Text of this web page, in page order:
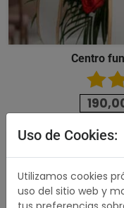
Centro
503,00 €
Uso de Cookies:
Utilizamos cookies
uso del sitio web y